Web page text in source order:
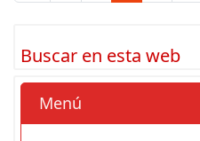
Buscar en esta web
Menú